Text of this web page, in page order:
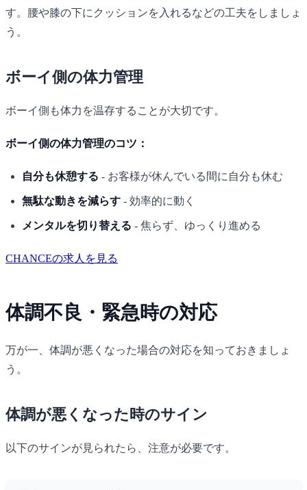
す。腰や膝の下にクッションを入れるなどの工夫をしましょ
う。
ボーイ側の体力管理
ボーイ側も体力を温存することが大切です。
ボーイ側の体力管理のコツ：
自分も休憩する - お客様が休んでいる間に自分も休む
無駄な動きを減らす - 効率的に動く
メンタルを切り替える - 焦らず、ゆっくり進める
CHANCEの求人を見る
体調不良・緊急時の対応
万が一、体調が悪くなった場合の対応を知っておきましょ
う。
体調が悪くなった時のサイン
以下のサインが見られたら、注意が必要です。